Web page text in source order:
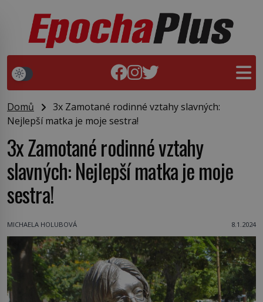
Domů
3x Zamotané rodinné vztahy slavných:
Nejlepší matka je moje sestra!
3x Zamotané rodinné vztahy
slavných: Nejlepší matka je moje
sestra!
MICHAELA HOLUBOVÁ 8.1.2024